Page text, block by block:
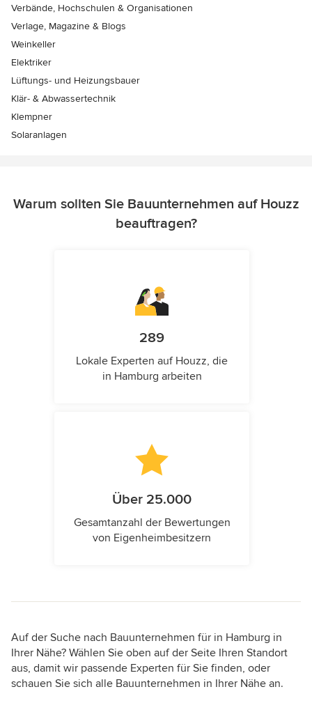
Verbände, Hochschulen & Organisationen
Verlage, Magazine & Blogs
Weinkeller
Elektriker
Lüftungs- und Heizungsbauer
Klär- & Abwassertechnik
Klempner
Solaranlagen
Warum sollten Sie Bauunternehmen auf Houzz
beauftragen?
289
Lokale Experten auf Houzz, die
in Hamburg arbeiten
Über 25.000
Gesamtanzahl der Bewertungen
von Eigenheimbesitzern
Auf der Suche nach Bauunternehmen für in Hamburg in
Ihrer Nähe? Wählen Sie oben auf der Seite Ihren Standort
aus, damit wir passende Experten für Sie finden, oder
schauen Sie sich alle Bauunternehmen in Ihrer Nähe an.